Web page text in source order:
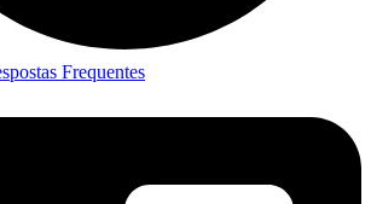
Frequentes